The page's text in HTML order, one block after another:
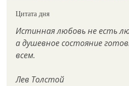
Цитата дня
Истинная любовь не есть
а душевное состояние
всем.
Лев Толстой